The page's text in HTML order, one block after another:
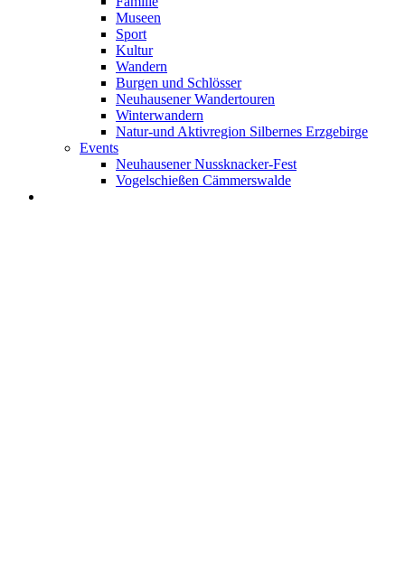
Museen
Sport
Kultur
Wandern
Burgen und Schlösser
Neuhausener Wandertouren
Winterwandern
Natur-und Aktivregion Silbernes Erzgebirge
Events
Neuhausener Nussknacker-Fest
Vogelschießen Cämmerswalde